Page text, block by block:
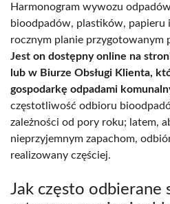
Harmonogram wywozu
bioodpadów, plastików, papieru
rocznym planie przygotowanym
Jest on dostępny online na
lub w Biurze Obsługi Klienta,
gospodarkę odpadami
częstotliwość odbioru
zależności od pory roku; latem,
nieprzyjemnym zapachom,
realizowany częściej.
Jak często odbierane